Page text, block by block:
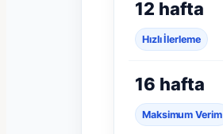
12 hafta
Hızlı İlerleme
16 hafta
Maksimum Verim